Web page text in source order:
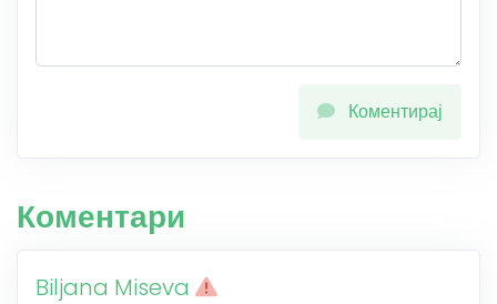
Коментирај
Коментари
Biljana Miseva